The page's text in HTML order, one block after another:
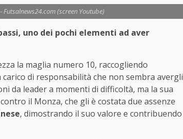
(screen Youtube)
uno dei pochi elementi ad aver
la maglia numero 10, raccogliendo
carico di responsabilità che non sembra avergli
da leader a momenti di difficoltà, ma la sua
il Monza, che gli è costata due assenze
, dimostrando il suo valore e contribuendo